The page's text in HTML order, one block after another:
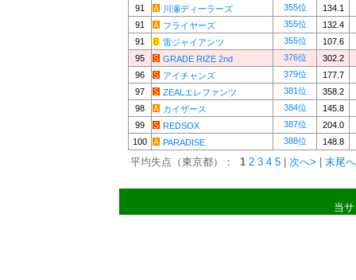
91
川瀬ディーラーズ 355位
134.1
91
フライヤーズ 355位
132.4
91
雷ジャイアンツ 355位
107.6
95
GRADE RIZE 2nd 376位
302.2
96
アイチャンズ 379位
177.7
97
ZEALエレファンツ 381位
358.2
98
カイザース 384位
145.8
99
REDSOX 387位
204.0
100
PARADISE 388位 148.8
平均失点（東京都）： 1 2 3 4 5 次へ> 末尾
当